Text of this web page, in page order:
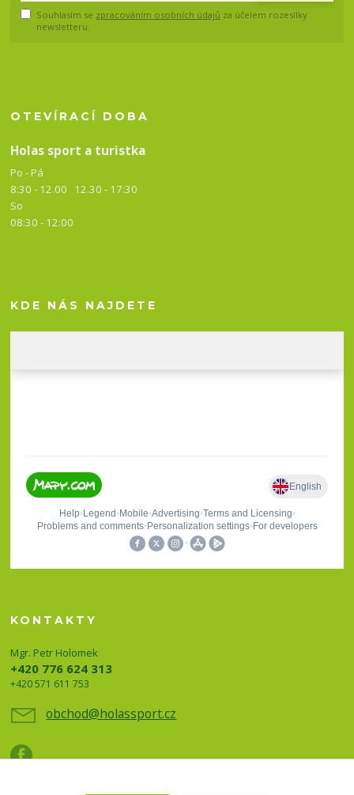
Souhlasím se zpracováním osobních údajů za účelem rozesílky
newsletteru.
OTEVÍRACÍ DOBA
Holas sport a turistka
Po - Pá
8:30 - 12.00 12.30 - 17:30
So
08:30 - 12:00
KDE NÁS NAJDETE
KONTAKTY
Mgr. Petr Holomek
+420 776 624 313
+420 571 611 753
obchod@holassport.cz